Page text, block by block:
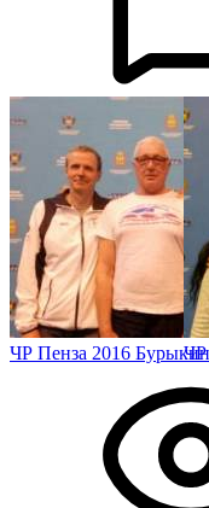
ЧР Пенза 2016 ЧР